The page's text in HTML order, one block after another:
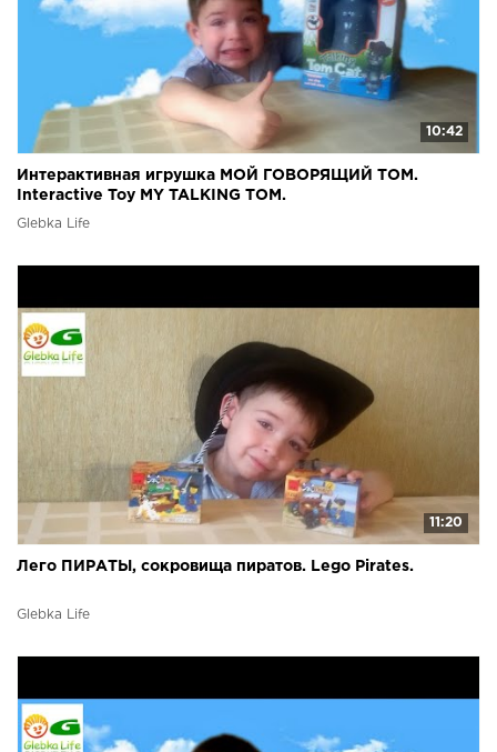
10:42
Интерактивная игрушка МОЙ ГОВОРЯЩИЙ ТОМ.
Interactive Toy MY TALKING TOM.
Glebka Life
11:20
Лего ПИРАТЫ, сокровища пиратов. Lego Pirates.
Glebka Life